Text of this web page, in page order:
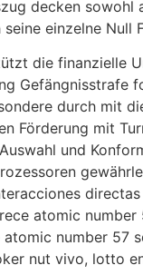
decken sowohl
einzelne Null
die finanzielle
Gefängnisstrafe
durch mit
Förderung mit
und
atomic
number 57
nut vivo, lotto